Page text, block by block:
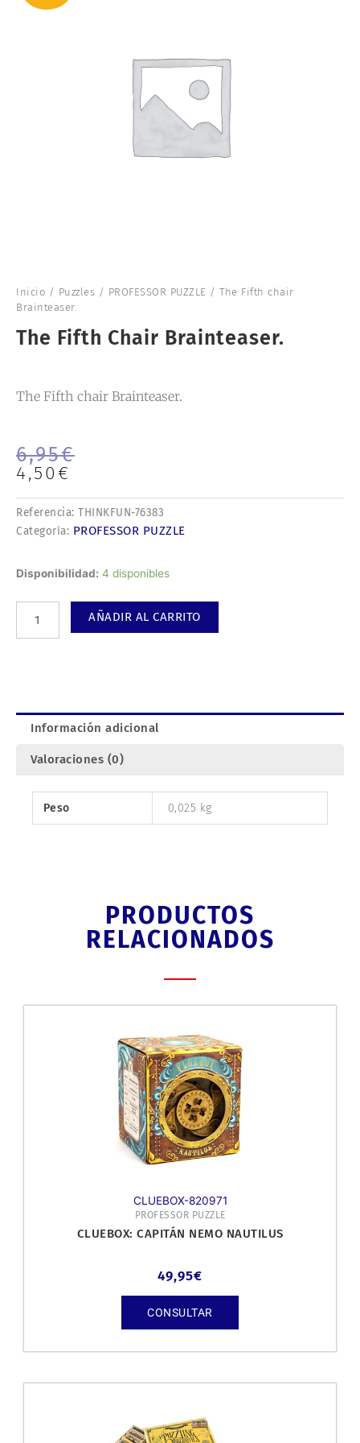
Inicio / Puzzles / PROFESSOR PUZZLE / The Fifth chair
Brainteaser.
The Fifth Chair Brainteaser.
The Fifth chair Brainteaser.
6,95€
El
precio
original
era:
6,95€.
4,50 €
El
precio
actual
es:
4,50€.
Referencia: THINKFUN-76383
Categoría: PROFESSOR PUZZLE
Disponibilidad: 4 disponibles
The
Brainteaser.
AÑADIR AL CARRITO
Información adicional
Valoraciones (0)
Peso 0,025 kg
PRODUCTOS
RELACIONADOS
CLUEBOX-820971
PROFESSOR PUZZLE
CLUEBOX: CAPITÁN NEMO NAUTILUS
49,95€
CONSULTAR